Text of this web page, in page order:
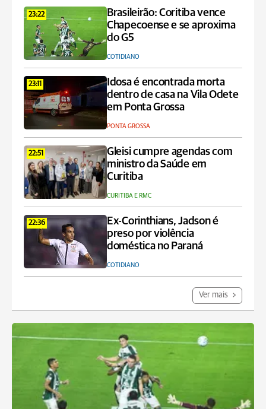
23:22
Brasileirão: Coritiba vence
Chapecoense e se aproxima
do G5
COTIDIANO
23:11
Idosa é encontrada morta
dentro de casa na Vila Odete
em Ponta Grossa
PONTA GROSSA
22:51
Gleisi cumpre agendas com
ministro da Saúde em
Curitiba
CURITIBA E RMC
22:36
Ex-Corinthians, Jadson é
preso por violência
doméstica no Paraná
COTIDIANO
Ver mais